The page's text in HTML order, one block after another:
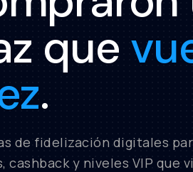
que
.
de fidelización digitales
cashback y niveles VIP que